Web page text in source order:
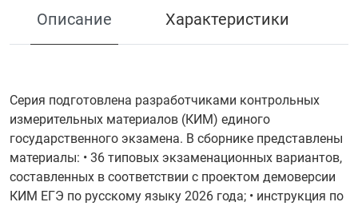
Описание Характеристики
Серия подготовлена разработчиками контрольных
измерительных материалов (КИМ) единого
государственного экзамена. В сборнике представлены
материалы: • 36 типовых экзаменационных вариантов,
составленных в соответствии с проектом демоверсии
КИМ ЕГЭ по русскому языку 2026 года; • инструкция по